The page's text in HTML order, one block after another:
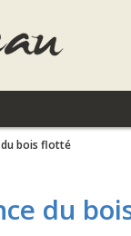
du bois flotté
du